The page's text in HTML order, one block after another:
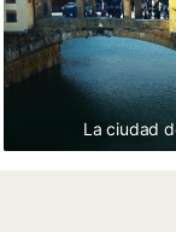
La ciudad